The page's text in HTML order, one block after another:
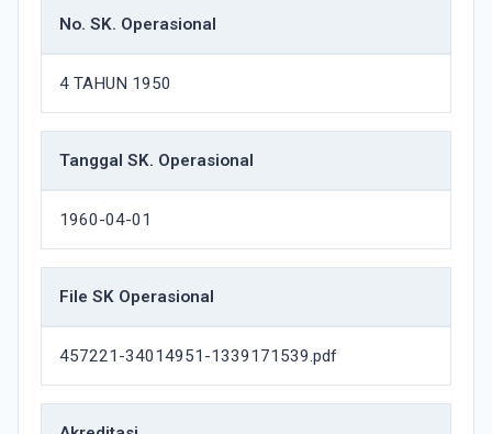
No. SK. Operasional
4 TAHUN 1950
Tanggal SK. Operasional
1960-04-01
File SK Operasional
457221-34014951-1339171539.pdf